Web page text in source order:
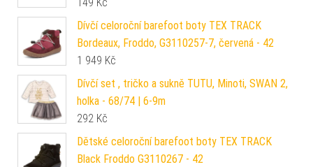
Dívčí celoroční barefoot boty TEX TRACK
Bordeaux, Froddo, G3110257-7, červená - 42
1 949 Kč
Dívčí set , tričko a sukně TUTU, Minoti, SWAN 2,
holka - 68/74 | 6-9m
292 Kč
Dětské celoroční barefoot boty TEX TRACK
Black Froddo G3110267 - 42